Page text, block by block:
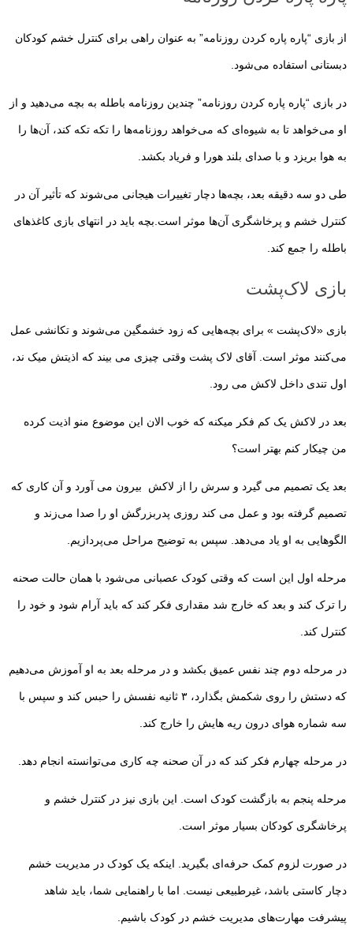
از بازی “پاره پاره کردن روزنامه” به عنوان راهی برای کنترل خشم کودکان
دبستانی استفاده می‌شود.
در بازی “پاره پاره کردن روزنامه” چندین روزنامه باطله به بچه می‌دهید و از
او می‌خواهد تا به شیوه‌ای که می‌خواهد روزنامه‌ها را تکه تکه کند، آن‌ها را
به هوا بریزد و با صدای بلند هورا و فریاد بکشد.
طی دو سه دقیقه بعد، بچه‌ها دچار تغییرات هیجانی می‌شوند که تأثیر آن در
کنترل خشم و پرخاشگری آن‌ها موثر است.بچه باید در انتهای بازی کاغذ‌های
باطله را جمع کند.
بازی لاک‌پشت
بازی «لاک‌پشت » برای بچه‌هایی که زود خشمگین می‌شوند و تکانشی عمل
می‌کنند موثر است. آقای لاک پشت وقتی چیزی می بیند که اذیتش میک ند،
اول تندی داخل لاکش می رود.
بعد در لاکش یک کم فکر میکنه که خوب الان این موضوع منو اذیت کرده
من چیکار کنم بهتر است؟
بعد یک تصمیم می گیرد و سرش را از لاکش بیرون می آورد و آن کاری که
تصمیم گرفته بود و عمل می کند روزی پدر‌بزرگش او را صدا می‌زند و
الگو‌هایی به او یاد می‌دهد. سپس به توضیح مراحل می‌پردازیم.
مرحله اول این است که وقتی کودک عصبانی می‌شود با همان حالت صحنه
را ترک کند و بعد که خارج شد مقداری فکر کند که باید آرام شود و خود را
کنترل کند.
در مرحله دوم چند نفس عمیق بکشد و در مرحله بعد به او آموزش می‌دهیم
که دستش را روی شکمش بگذارد، ۳ ثانیه نفسش را حبس کند و سپس با
سه شماره هوای درون ریه هایش را خارج کند.
در مرحله چهارم فکر کند که در آن صحنه چه کاری می‌توانسته انجام دهد.
مرحله پنجم به بازگشت کودک است. این بازی نیز در کنترل خشم و
پرخاشگری کودکان بسیار موثر است.
در صورت لزوم کمک حرفه‌ای بگیرید. اینکه یک کودک در مدیریت خشم
دچار کاستی باشد، غیرطبیعی نیست. اما با راهنمایی شما، باید شاهد
پیشرفت مهارت‌های مدیریت خشم در کودک باشیم.